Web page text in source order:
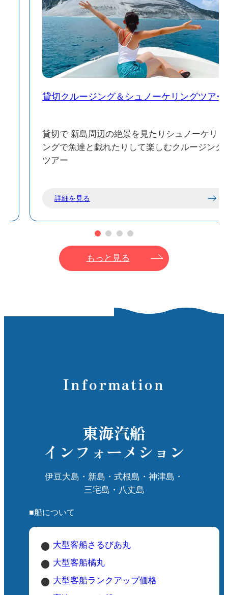
貸切クルージング＆シュノーケリングツアー
貸切で 新島周辺の絶景を見たりシュノーケリ
ングで魚達と戯れたりして楽しむクルージング
ツアー
詳細を見る
もっと見る
Information
東海汽船
インフォーメション
伊豆大島・新島・式根島・神津島・
三宅島・八丈島
■船について
大型客船さるびあ丸
大型客船橘丸
大型客船ランクアップ価格